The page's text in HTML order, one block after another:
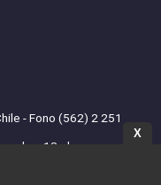
- Fono (562) 2 251
13.cl
X